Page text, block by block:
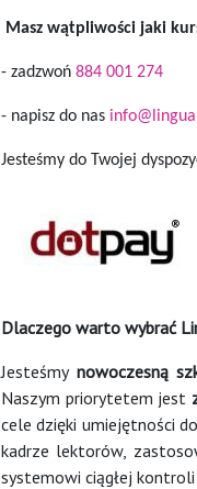
Masz wątpliwości jaki
- zadzwoń 884 001 274
- napisz do nas
Jesteśmy do Twojej
Dlaczego warto wybrać
Jesteśmy nowoczesną
Naszym priorytetem jest
cele dzięki umiejętności
kadrze lektorów,
systemowi ciągłej kontroli